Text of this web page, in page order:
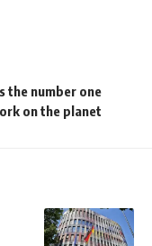
the number one
on the planet